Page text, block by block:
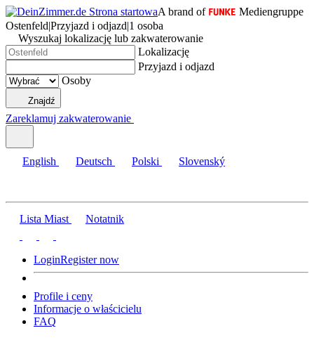
A brand of
Mediengruppe
Ostenfeld|Przyjazd i odjazd|1 osoba
Wyszukaj lokalizację lub zakwaterowanie
Lokalizację
Przyjazd i odjazd
Osoby
Znajdź
Zareklamuj zakwaterowanie
English Deutsch Polski Slovenský
Lista Miast Notatnik
LoginRegister now
Profile i ceny
Informacje o właścicielu
FAQ